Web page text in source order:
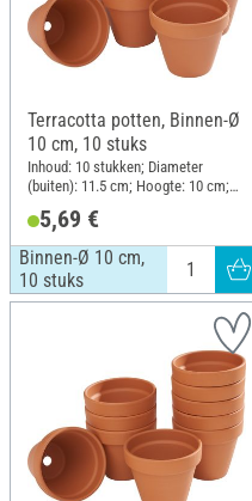
Terracotta potten, Binnen-Ø
10 cm, 10 stuks
Inhoud: 10 stukken; Diameter
(buiten): 11.5 cm; Hoogte: 10 cm;
5,69 €
Binnen-Ø 10 cm,
10 stuks